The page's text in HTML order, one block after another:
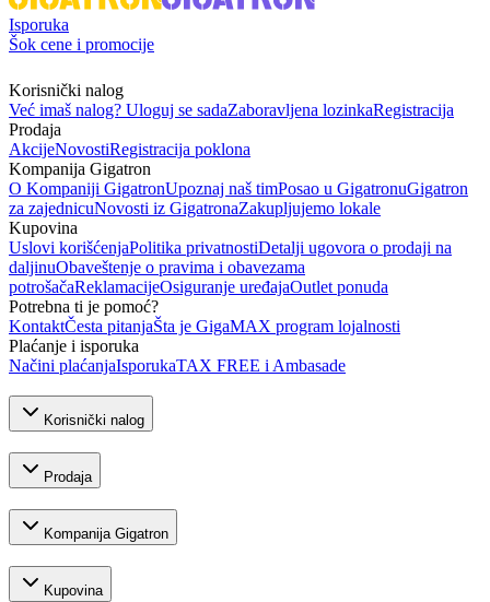
Isporuka
Šok cene i promocije
Korisnički nalog
Već imaš nalog? Uloguj se sadaZaboravljena lozinkaRegistracija
Prodaja
AkcijeNovostiRegistracija poklona
Kompanija Gigatron
O Kompaniji GigatronUpoznaj naš timPosao u GigatronuGigatron
za zajednicuNovosti iz GigatronaZakupljujemo lokale
Kupovina
Uslovi korišćenjaPolitika privatnostiDetalji ugovora o prodaji na
daljinuObaveštenje o pravima i obavezama
potrošačaReklamacijeOsiguranje uređajaOutlet ponuda
Potrebna ti je pomoć?
KontaktČesta pitanjaŠta je GigaMAX program lojalnosti
Plaćanje i isporuka
Načini plaćanjaIsporukaTAX FREE i Ambasade
Korisnički nalog
Prodaja
Kompanija Gigatron
Kupovina